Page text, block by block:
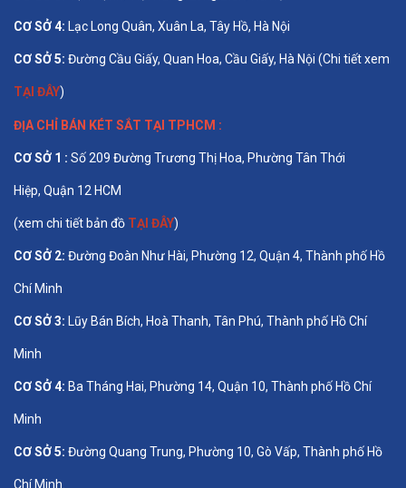
CƠ SỞ 4: Lạc Long Quân, Xuân La, Tây Hồ, Hà Nội
CƠ SỞ 5: Đường Cầu Giấy, Quan Hoa, Cầu Giấy, Hà Nội (Chi tiết xem
TẠI ĐÂY)
ĐỊA CHỈ BÁN KÉT SẮT TẠI TPHCM :
CƠ SỞ 1 : Số 209 Đường Trương Thị Hoa, Phường Tân Thới
Hiệp, Quận 12 HCM
(xem chi tiết bản đồ TẠI ĐÂY)
CƠ SỞ 2: Đường Đoàn Như Hài, Phường 12, Quận 4, Thành phố Hồ
Chí Minh
CƠ SỞ 3: Lũy Bán Bích, Hoà Thanh, Tân Phú, Thành phố Hồ Chí
Minh
CƠ SỞ 4: Ba Tháng Hai, Phường 14, Quận 10, Thành phố Hồ Chí
Minh
CƠ SỞ 5: Đường Quang Trung, Phường 10, Gò Vấp, Thành phố Hồ
Chí Minh.